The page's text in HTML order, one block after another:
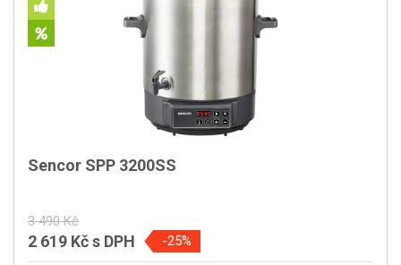
Sencor SPP 3200SS
3 490 Kč
2 619 Kčs DPH -25%